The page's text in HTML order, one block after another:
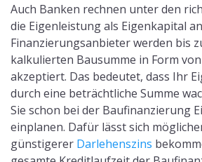
Auch Banken rechnen unter den
die Eigenleistung als Eigenkapital
Finanzierungsanbieter werden bis
kalkulierten Bausumme in Form
akzeptiert. Das bedeutet, dass Ihr
durch eine beträchtliche Summe
Sie schon bei der Baufinanzierung
einplanen. Dafür lässt sich
günstigerer Darlehenszins